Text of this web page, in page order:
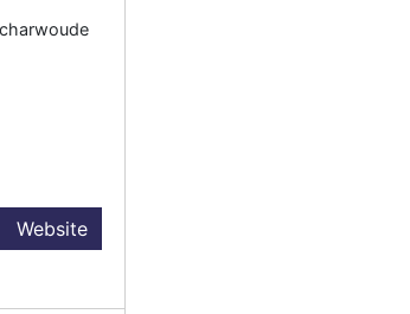
Website